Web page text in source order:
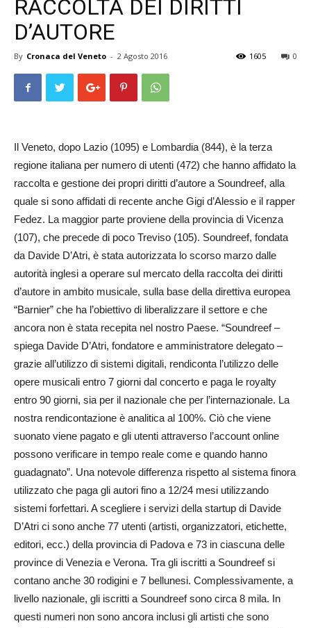
RACCOLTA DEI DIRITTI
D’AUTORE
By Cronaca del Veneto - 2 Agosto 2016 0
1605
Il Veneto, dopo Lazio (1095) e Lombardia (844), è la terza
regione italiana per numero di utenti (472) che hanno affidato la
raccolta e gestione dei propri diritti d’autore a Soundreef, alla
quale si sono affidati di recente anche Gigi d’Alessio e il rapper
Fedez. La maggior parte proviene della provincia di Vicenza
(107), che precede di poco Treviso (105). Soundreef, fondata
da Davide D’Atri, è stata autorizzata lo scorso marzo dalle
autorità inglesi a operare sul mercato della raccolta dei diritti
d’autore in ambito musicale, sulla base della direttiva europea
“Barnier” che ha l’obiettivo di liberalizzare il settore e che
ancora non è stata recepita nel nostro Paese. “Soundreef –
spiega Davide D’Atri, fondatore e amministratore delegato –
grazie all’utilizzo di sistemi digitali, rendiconta l’utilizzo delle
opere musicali entro 7 giorni dal concerto e paga le royalty
entro 90 giorni, sia per il nazionale che per l’internazionale. La
nostra rendicontazione è analitica al 100%. Ciò che viene
suonato viene pagato e gli utenti attraverso l’account online
possono verificare in tempo reale come e quando hanno
guadagnato”. Una notevole differenza rispetto al sistema finora
utilizzato che paga gli autori fino a 12/24 mesi utilizzando
sistemi forfettari. A scegliere i servizi della startup di Davide
D’Atri ci sono anche 77 utenti (artisti, organizzatori, etichette,
editori, ecc.) della provincia di Padova e 73 in ciascuna delle
province di Venezia e Verona. Tra gli iscritti a Soundreef si
contano anche 30 rodigini e 7 bellunesi. Complessivamente, a
livello nazionale, gli iscritti a Soundreef sono circa 8 mila. In
questi numeri non sono ancora inclusi gli artisti che sono